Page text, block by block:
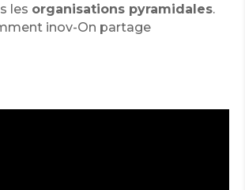
les organisations pyramidales.
inov-On partage